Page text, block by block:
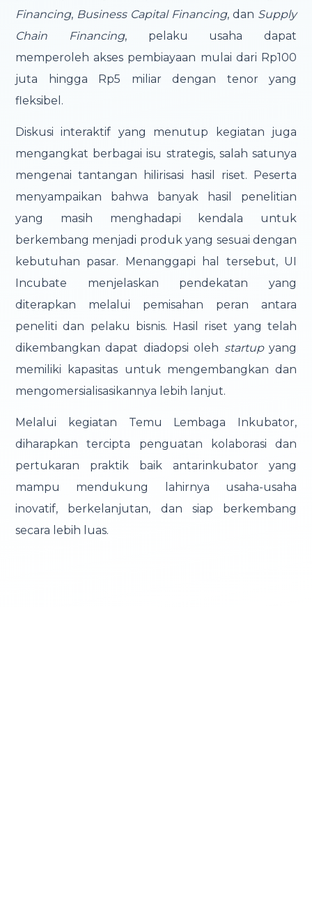
Financing, Business Capital Financing, dan Supply
Chain Financing, pelaku usaha dapat
memperoleh akses pembiayaan mulai dari Rp100
juta hingga Rp5 miliar dengan tenor yang
fleksibel.
Diskusi interaktif yang menutup kegiatan juga
mengangkat berbagai isu strategis, salah satunya
mengenai tantangan hilirisasi hasil riset. Peserta
menyampaikan bahwa banyak hasil penelitian
yang masih menghadapi kendala untuk
berkembang menjadi produk yang sesuai dengan
kebutuhan pasar. Menanggapi hal tersebut, UI
Incubate menjelaskan pendekatan yang
diterapkan melalui pemisahan peran antara
peneliti dan pelaku bisnis. Hasil riset yang telah
dikembangkan dapat diadopsi oleh startupyang
memiliki kapasitas untuk mengembangkan dan
mengomersialisasikannya lebih lanjut.
Melalui kegiatan Temu Lembaga Inkubator,
diharapkan tercipta penguatan kolaborasi dan
pertukaran praktik baik antarinkubator yang
mampu mendukung lahirnya usaha-usaha
inovatif, berkelanjutan, dan siap berkembang
secara lebih luas.